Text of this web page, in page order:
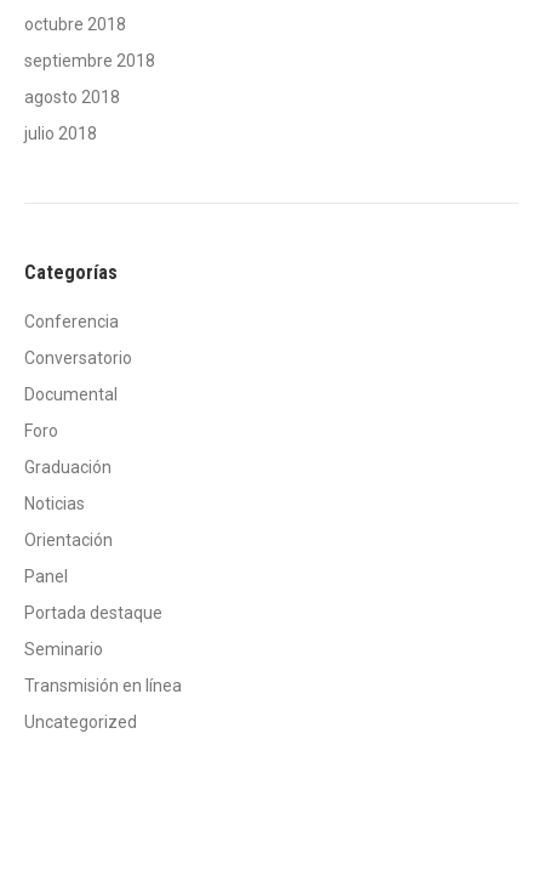
octubre 2018
septiembre 2018
agosto 2018
julio 2018
Categorías
Conferencia
Conversatorio
Documental
Foro
Graduación
Noticias
Orientación
Panel
Portada destaque
Seminario
Transmisión en línea
Uncategorized